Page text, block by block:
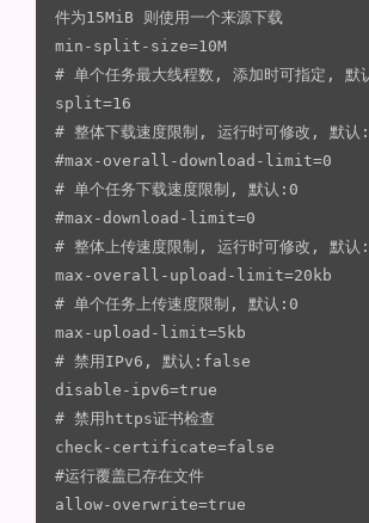
件为15MiB 则使用一个来源下载
min-split-size=10M
# 单个任务最大线程数, 添加时可指定, 默
split=16
# 整体下载速度限制, 运行时可修改, 默认
#max-overall-download-limit=0
# 单个任务下载速度限制, 默认:0
#max-download-limit=0
# 整体上传速度限制, 运行时可修改, 默认
max-overall-upload-limit=20kb
# 单个任务上传速度限制, 默认:0
max-upload-limit=5kb
# 禁用IPv6, 默认:false
disable-ipv6=true
# 禁用https证书检查
check-certificate=false
#运行覆盖已存在文件
allow-overwrite=true